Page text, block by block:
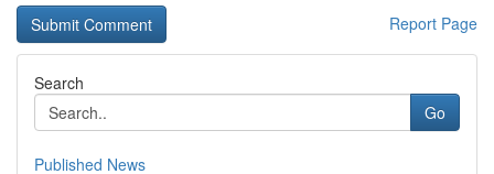
Report Page
Search
Go
Published News